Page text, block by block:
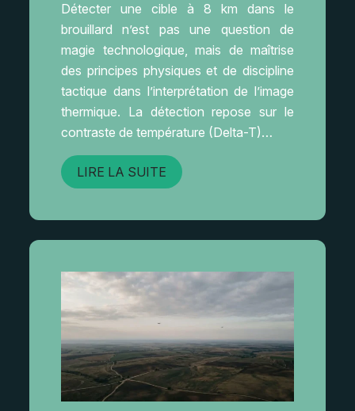
Détecter une cible à 8 km dans le
brouillard n’est pas une question de
magie technologique, mais de maîtrise
des principes physiques et de discipline
tactique dans l’interprétation de l’image
thermique. La détection repose sur le
contraste de température (Delta-T)…
LIRE LA SUITE